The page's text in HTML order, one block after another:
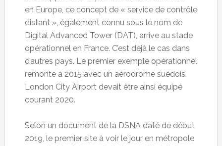
en Europe, ce concept de « service de contrôle
distant », également connu sous le nom de
Digital Advanced Tower (DAT), arrive au stade
opérationnel en France. C’est déjà le cas dans
d’autres pays. Le premier exemple opérationnel
remonte à 2015 avec un aérodrome suédois.
London City Airport devait être ainsi équipé
courant 2020.
Selon un document de la DSNA daté de début
2019, le premier site à voir le jour en métropole